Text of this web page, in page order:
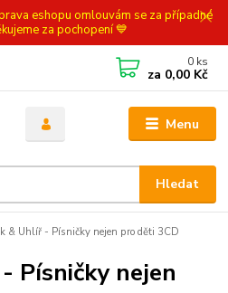
eshopu omlouvám se za případné
za pochopení 💙
Menu
Hledat
0 ks
za 0,00 Kč
& Uhlíř - Písničky nejen pro děti 3CD
Písničky nejen